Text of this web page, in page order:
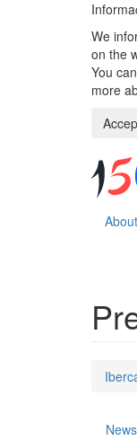
We
on the
You
more
News